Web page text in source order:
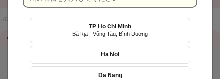
ホームページ / 店舗一覧 / LiLy's Cake
QR Code
TP Ho Chi Minh
Bà Rịa - Vũng Tàu, Bình Dương
Ha Noi
Da Nang